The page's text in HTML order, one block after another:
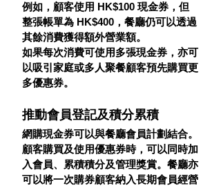
例如，顧客使用 HK$100 現金券，但
整張帳單為 HK$400，餐廳仍可以透過
其餘消費獲得額外營業額。
如果每次消費可使用多張現金券，亦可
以吸引家庭或多人聚餐顧客預先購買更
多優惠券。
推動會員登記及積分累積
網購現金券可以與餐廳會員計劃結合。
顧客購買及使用優惠券時，可以同時加
入會員、累積積分及管理獎賞。餐廳亦
可以將一次購券顧客納入長期會員經營